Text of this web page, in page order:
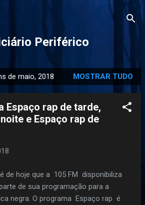
Periférico
de maio, 2018 MOSTRAR TUDO
Espaço rap de tarde,
e Espaço rap de
de hoje que a 105 FM disponibiliza
de sua programação para a
negra. O programa Espaço rap é